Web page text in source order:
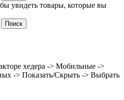
увидеть товары, которые вы
Поиск
хедера -> Мобильные ->
-> Показать/Скрыть -> Выбрать